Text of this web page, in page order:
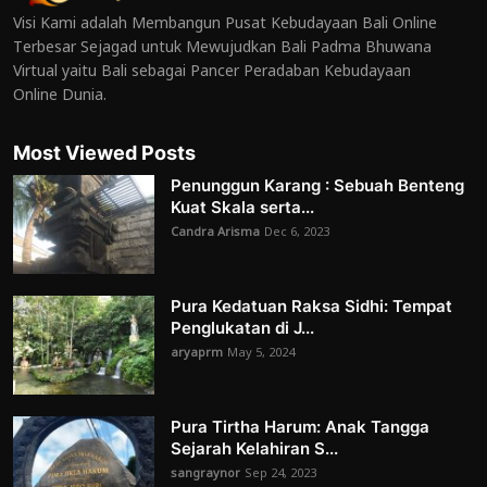
Visi Kami adalah Membangun Pusat Kebudayaan Bali Online
Terbesar Sejagad untuk Mewujudkan Bali Padma Bhuwana
Virtual yaitu Bali sebagai Pancer Peradaban Kebudayaan
Online Dunia.
Most Viewed Posts
Penunggun Karang : Sebuah Benteng
Kuat Skala serta...
Candra Arisma Dec 6, 2023
Pura Kedatuan Raksa Sidhi: Tempat
Penglukatan di J...
aryaprm May 5, 2024
Pura Tirtha Harum: Anak Tangga
Sejarah Kelahiran S...
sangraynor Sep 24, 2023